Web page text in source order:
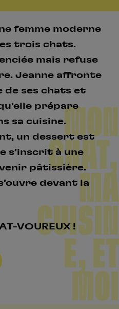
femme moderne
trois chats.
mais refuse
Jeanne affronte
de ses chats et
prépare
sa cuisine.
un dessert est
s’inscrit à une
pâtissière.
devant la
VOUREUX !
MON
CHAT,
MA
CUISIN
E, ET
MOI